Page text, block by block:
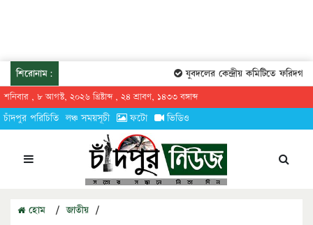
শিরোনাম: যুবদলের কেন্দ্রীয় কমিটিতে
শনিবার , ৮ আগস্ট, ২০২৬ খ্রিষ্টাব্দ , ২৪ শ্রাবণ, ১৪৩৩ বঙ্গাব্দ
চাঁদপুর পরিচিতি লঞ্চ সময়সূচী ফটো ভিডিও
হোম / জাতীয় /